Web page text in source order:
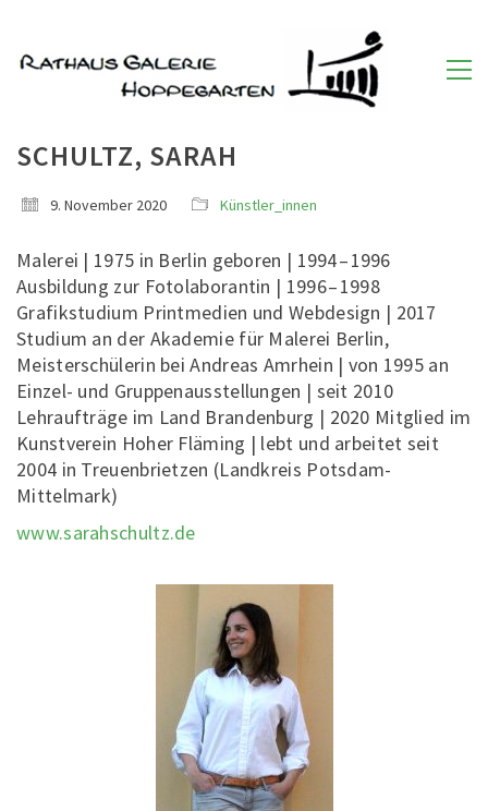
SCHULTZ, SARAH
9. November 2020 Künstler_innen
Malerei | 1975 in Berlin geboren | 1994 – 1996
Ausbildung zur Fotolaborantin | 1996 – 1998
Grafikstudium Printmedien und Webdesign | 2017
Studium an der Akademie für Malerei Berlin,
Meisterschülerin bei Andreas Amrhein | von 1995 an
Einzel- und Gruppenausstellungen | seit 2010
Lehraufträge im Land Brandenburg | 2020 Mitglied im
Kunstverein Hoher Fläming | lebt und arbeitet seit
2004 in Treuenbrietzen (Landkreis Potsdam-
Mittelmark)
www.sarahschultz.de